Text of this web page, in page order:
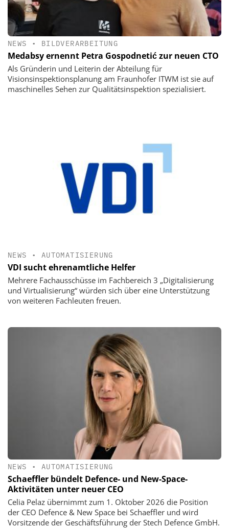
NEWS • BILDVERARBEITUNG
Medabsy ernennt Petra Gospodnetić zur neuen CTO
Als Gründerin und Leiterin der Abteilung für
Visionsinspektionsplanung am Fraunhofer ITWM ist sie auf
maschinelles Sehen zur Qualitätsinspektion spezialisiert.
NEWS • AUTOMATISIERUNG
VDI sucht ehrenamtliche Helfer
Mehrere Fachausschüsse im Fachbereich 3 „Digitalisierung
und Virtualisierung“ würden sich über eine Unterstützung
von weiteren Fachleuten freuen.
NEWS • AUTOMATISIERUNG
Schaeffler bündelt Defence- und New-Space-
Aktivitäten unter neuer CEO
Celia Pelaz übernimmt zum 1. Oktober 2026 die Position
der CEO Defence & New Space bei Schaeffler und wird
Vorsitzende der Geschäftsführung der Stech Defence GmbH.